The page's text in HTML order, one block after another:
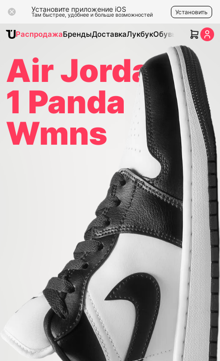
Установите приложение iOS
Там быстрее, удобнее и больше возможностей Установить
РаспродажаБрендыДоставкаЛукбукОбувь Одежда
Air Jordan
1 Panda
Wmns